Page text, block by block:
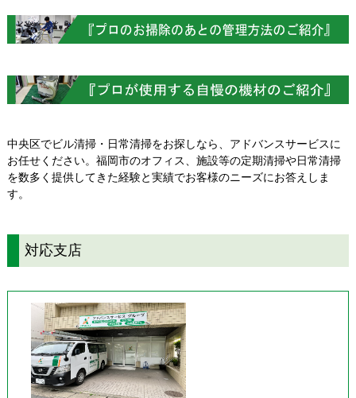
中央区でビル清掃・日常清掃をお探しなら、アドバンスサービスに
お任せください。福岡市のオフィス、施設等の定期清掃や日常清掃
を数多く提供してきた経験と実績でお客様のニーズにお答えしま
す。
対応支店